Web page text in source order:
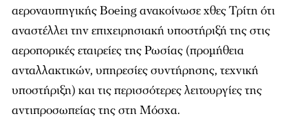
αεροναυπηγικής Boeing ανακοίνωσε χθες Τρίτη ότι
αναστέλλει την επιχειρησιακή υποστήριξή της στις
αεροπορικές εταιρείες της Ρωσίας (προμήθεια
ανταλλακτικών, υπηρεσίες συντήρησης, τεχνική
υποστήριξη) και τις περισσότερες λειτουργίες της
αντιπροσωπείας της στη Μόσχα.